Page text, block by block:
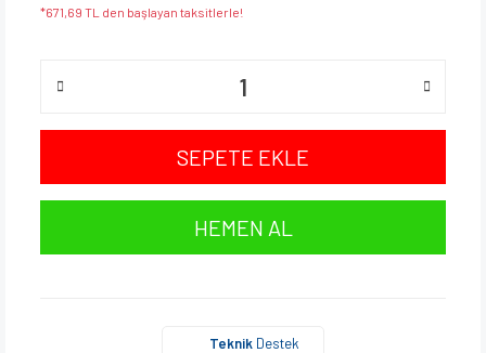
*671,69 TL den başlayan taksitlerle!
SEPETE EKLE
HEMEN AL
Teknik Destek